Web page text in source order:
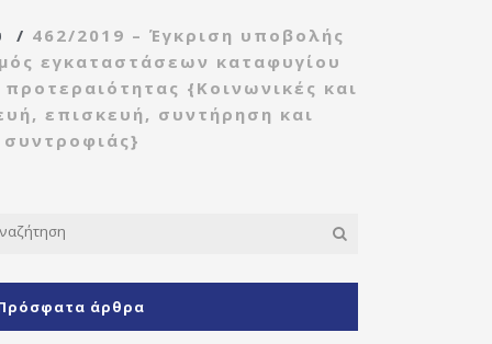
γυναικών
Κέντρο ανοιχτής
προστασίας
ηλικιωμένων
(Κ.Α.Π.Η.)
Κοινωνικό
παντοπωλείο
Kοινωνικό
φαρμακείο
/ 462/2019 – Έγκριση υποβολής
εγκαταστάσεων καταφυγίου
{Κοινωνικές και
επισκευή, συντήρηση και
άρθρα